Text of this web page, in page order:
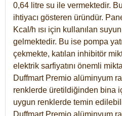
0,64 litre su ile vermektedir.
ihtiyacı gösteren üründür.
Kcal/h ısı için kullanılan
gelmektedir. Bu ise pompa
çekmekte, katılan inhibitör
elektrik sarfiyatını önemli
Duffmart Premio alüminyum
renklerde üretildiğinden bina
uygun renklerde temin
Duffmart Premio alüminyum